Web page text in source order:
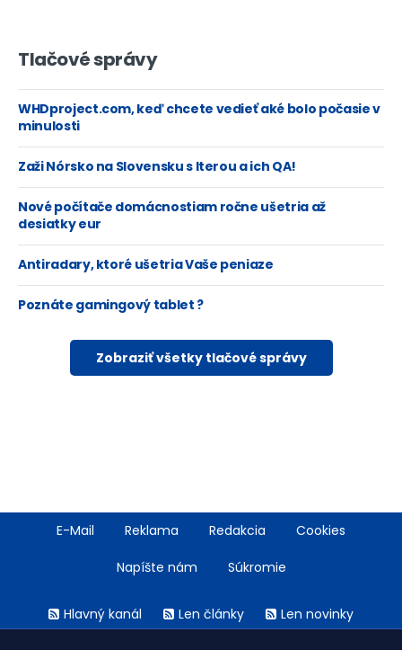
Tlačové správy
WHDproject.com, keď chcete vedieť aké bolo počasie v
minulosti
Zaži Nórsko na Slovensku s Iterou a ich QA!
Nové počítače domácnostiam ročne ušetria až
desiatky eur
Antiradary, ktoré ušetria Vaše peniaze
Poznáte gamingový tablet ?
Zobraziť všetky tlačové správy
FooterE-Mail Reklama Redakcia Cookies
Napíšte nám Súkromie
menuHlavný kanál Len články Len novinky